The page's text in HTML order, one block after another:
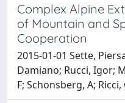
Complex Alpine
of Mountain and
Cooperation
2015-01-01 Sette,
Damiano; Rucci, Igor;
F; Schonsberg, A;